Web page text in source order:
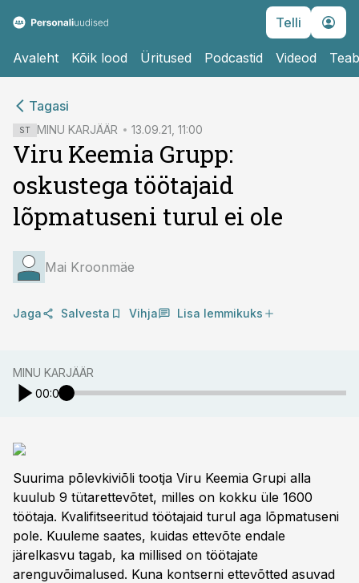
Telli
Avaleht Kõik lood Üritused Podcastid Videod
Tagasi
ST MINU KARJÄÄR 13.09.21, 11:00
Viru Keemia Grupp:
oskustega töötajaid
lõpmatuseni turul ei ole
Mai Kroonmäe
Jaga Salvesta Vihja Lisa lemmikuks
MINU KARJÄÄR
00:00
Suurima põlevkiviõli tootja Viru Keemia Grupi alla
kuulub 9 tütarettevõtet, milles on kokku üle 1600
töötaja. Kvalifitseeritud töötajaid turul aga lõpmatuseni
pole. Kuuleme saates, kuidas ettevõte endale
järelkasvu tagab, ka millised on töötajate
arenguvõimalused. Kuna kontserni ettevõtted asuvad